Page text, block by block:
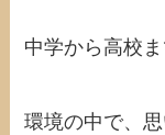
中学から高校
環境の中で、